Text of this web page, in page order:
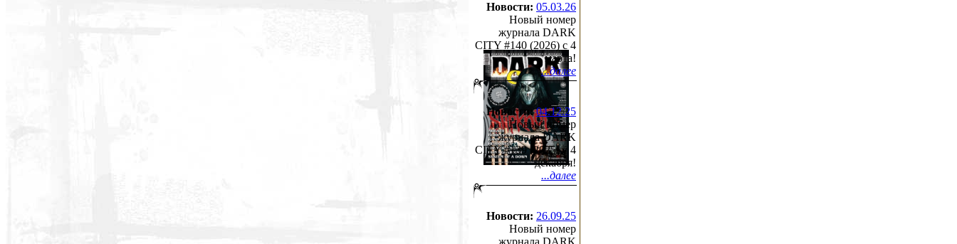
Новости: 05.03.26
Новый номер
журнала DARK
CITY #140 (2026) c 4
марта!
...далее
Новости:04.12.25
Новый номер
журнала DARK
CITY #139 (2025) c 4
декабря!
...далее
Новости: 26.09.25
Новый номер
журнала DARK